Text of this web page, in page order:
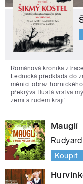
Románová kronika
Lednická předkládá do
měnící obraz
překrývá tlustá vrstva
zemi a rudém kraji“.
Mauglí
Koupit